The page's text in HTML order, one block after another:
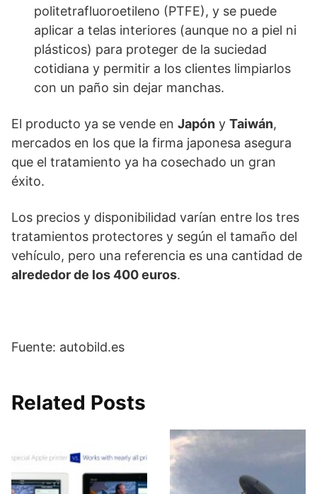
politetrafluoroetileno (PTFE), y se puede
aplicar a telas interiores (aunque no a piel ni
plásticos) para proteger de la suciedad
cotidiana y permitir a los clientes limpiarlos
con un paño sin dejar manchas.
El producto ya se vende en Japón y Taiwán,
mercados en los que la firma japonesa asegura
que el tratamiento ya ha cosechado un gran
éxito.
Los precios y disponibilidad varían entre los tres
tratamientos protectores y según el tamaño del
vehículo, pero una referencia es una cantidad de
alrededor de los 400 euros.
Fuente: autobild.es
Related Posts